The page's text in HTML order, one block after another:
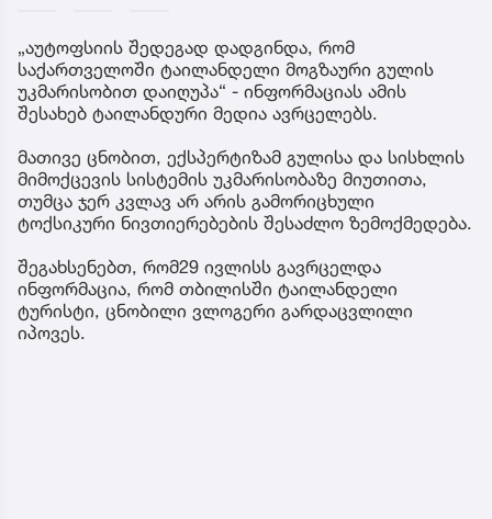
„აუტოფსიის შედეგად დადგინდა, რომ
საქართველოში ტაილანდელი მოგზაური გულის
უკმარისობით დაიღუპა“ - ინფორმაციას ამის
შესახებ ტაილანდური მედია ავრცელებს.
მათივე ცნობით, ექსპერტიზამ გულისა და სისხლის
მიმოქცევის სისტემის უკმარისობაზე მიუთითა,
თუმცა ჯერ კვლავ არ არის გამორიცხული
ტოქსიკური ნივთიერებების შესაძლო ზემოქმედება.
შეგახსენებთ, რომ29 ივლისს გავრცელდა
ინფორმაცია, რომ თბილისში ტაილანდელი
ტურისტი, ცნობილი ვლოგერი გარდაცვლილი
იპოვეს.